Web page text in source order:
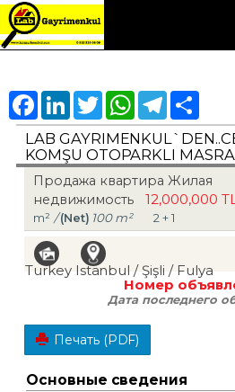
FacebookLinkedInTwitter WhatsAppTelegram
LAB
KOMŞU OTOPARKLI
Продажа квартира Жилая
недвижимость
12,000,000
m² /(Net) 100 m² 2 + 1
Turkey Istanbul / Şişli / Fulya
Номер
Дата последнего
Печать (PDF)
Основные сведения